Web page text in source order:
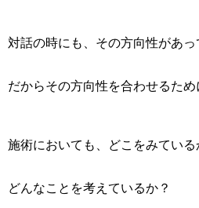
対話の時にも、その方向性があっ
だからその方向性を合わせるた
施術においても、どこをみている
どんなことを考えているか？